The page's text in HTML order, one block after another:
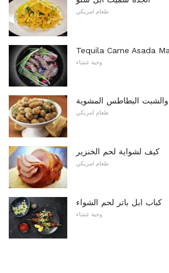
طعام امريكي
Tequila Carne Asada
وجبة عشاء
والشبت البطاطس المشوية
طعام امريكي
كيف لشواية لحم الخنزير
طعام امريكي
كباب ابل باتر لحم الشواء
وجبة عشاء